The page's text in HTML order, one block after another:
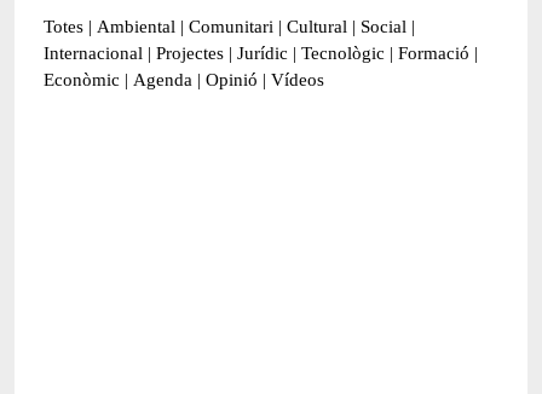
Totes | Ambiental | Comunitari | Cultural | Social |
Internacional | Projectes | Jurídic | Tecnològic | Formació |
Econòmic | Agenda | Opinió | Vídeos